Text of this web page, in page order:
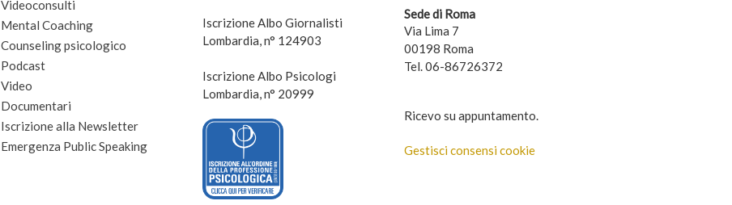
Videoconsulti
Mental Coaching
Counseling psicologico
Podcast
Video
Documentari
Iscrizione alla Newsletter
Emergenza Public Speaking
Iscrizione Albo Giornalisti
Lombardia, n° 124903
Iscrizione Albo Psicologi
Lombardia, n° 20999
Sede di Roma
Via Lima 7
00198 Roma
Tel. 06-86726372
Ricevo su appuntamento.
Gestisci consensi cookie